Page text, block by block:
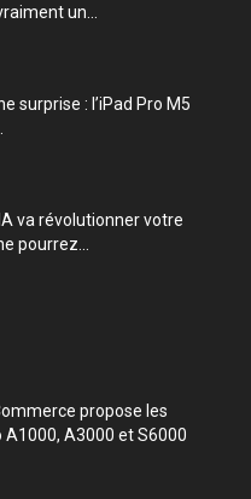
un...
surprise : l’iPad Pro M5
va révolutionner votre
pourrez...
propose les
A3000 et S6000